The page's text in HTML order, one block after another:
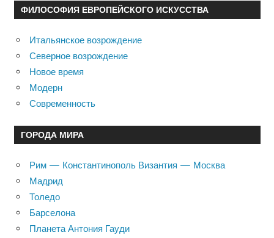
ФИЛОСОФИЯ ЕВРОПЕЙСКОГО ИСКУССТВА
Итальянское возрождение
Северное возрождение
Новое время
Модерн
Современность
ГОРОДА МИРА
Рим — Константинополь Византия — Москва
Мадрид
Толедо
Барселона
Планета Антония Гауди